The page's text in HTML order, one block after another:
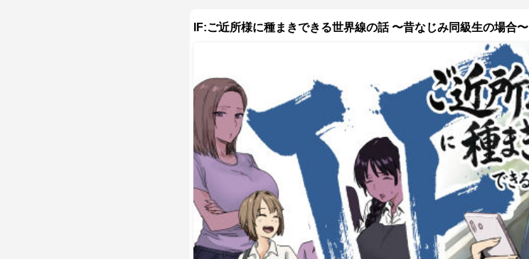
IF:ご近所様に種まきできる世界線の話 〜昔なじみ同級生の場合〜